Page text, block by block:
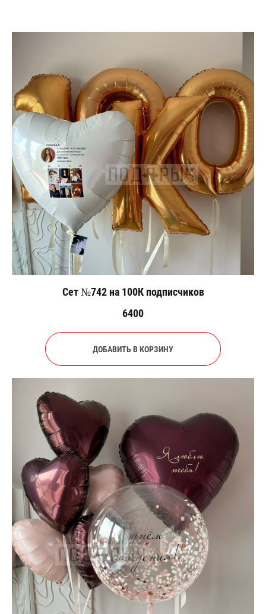
Сет №742 на 100К подписчиков
6400
ДОБАВИТЬ В КОРЗИНУ